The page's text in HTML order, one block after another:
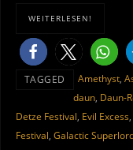
WEITERLESEN!
TAGGED Amethyst,
daun, Daun-
Detze Festival, Evil Excess,
Festival, Galactic